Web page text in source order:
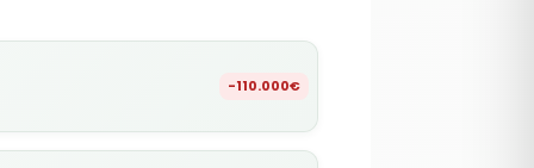
-110.000€